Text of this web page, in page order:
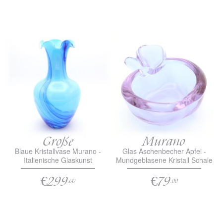
Große
Blaue Kristallvase Murano -
Italienische Glaskunst
€299.00
Murano
Glas Aschenbecher Apfel -
Mundgeblasene Kristall Schale
€79.00